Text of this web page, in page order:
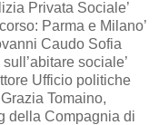
Privata Sociale’
Parma e Milano’
Caudo Sofia
sociale’
Ufficio politiche
Tomaino,
della Compagnia di